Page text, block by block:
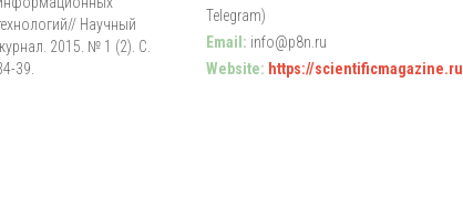
Научный
2015. № 1 (2). С.
39.
Telegram)
Email: info@p8n.ru
Website: https://scientificmagazine.ru